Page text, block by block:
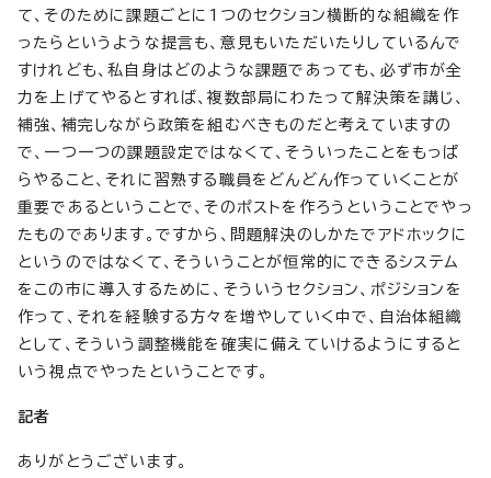
て、そのために課題ごとに1つのセクション横断的な組織を作
ったらというような提言も、意見もいただいたりしているんで
すけれども、私自身はどのような課題であっても、必ず市が全
力を上げてやるとすれば、複数部局にわたって解決策を講じ、
補強、補完しながら政策を組むべきものだと考えていますの
で、一つ一つの課題設定ではなくて、そういったことをもっぱ
らやること、それに習熟する職員をどんどん作っていくことが
重要であるということで、そのポストを作ろうということでやっ
たものであります。ですから、問題解決のしかたでアドホックに
というのではなくて、そういうことが恒常的にできるシステム
をこの市に導入するために、そういうセクション、ポジションを
作って、それを経験する方々を増やしていく中で、自治体組織
として、そういう調整機能を確実に備えていけるようにすると
いう視点でやったということです。
記者
ありがとうございます。